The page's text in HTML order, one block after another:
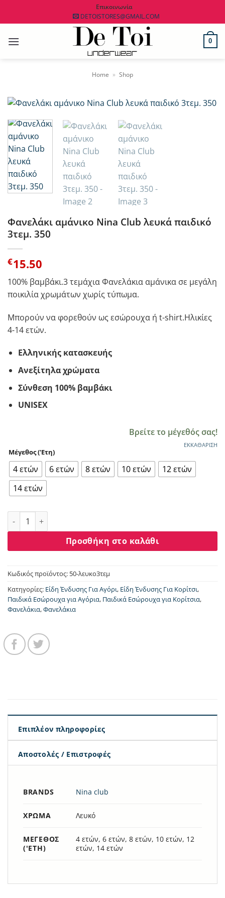
Επικοινωνία
DETOISTORES@GMAIL.COM
0
Home » Shop
Φανελάκι αμάνικο Nina Club λευκά παιδικό
3τεμ. 350
€15.50
100% βαμβάκι.3 τεμάχια Φανελάκια αμάνικα σε μεγάλη
ποικιλία χρωμάτων χωρίς τύπωμα.
Μπορούν να φορεθούν ως εσώρουχα ή t-shirt.Ηλικίες
4-14 ετών.
Ελληνικής κατασκευής
Ανεξίτηλα χρώματα
Σύνθεση 100% βαμβάκι
UNISEX
Βρείτε το μέγεθός σας!
Μέγεθος ('Ετη)
4 ετών 6 ετών 8 ετών 10 ετών
12 ετών
14 ετών
ΕΚΚΑΘΆΡΙΣΗ
Φανελάκι αμάνικο Nina Club λευκά παιδικό 3τεμ. 350
Προσθήκη στο καλάθι
Κωδικός προϊόντος: 50-λευκο3τεμ
Κατηγορίες: Είδη Ένδυσης Για Αγόρι, Είδη Ένδυσης Για Κορίτσι,
Παιδικά Εσώρουχα για Αγόρια, Παιδικά Εσώρουχα για Κορίτσια,
Φανελάκια,Φανελάκια
Επιπλέον πληροφορίες
Αποστολές / Επιστροφές
BRANDS Nina club
ΧΡΏΜΑ Λευκό
ΜΈΓΕΘΟΣ
('ΕΤΗ)
4 ετών, 6 ετών, 8 ετών, 10 ετών, 12
ετών, 14 ετών